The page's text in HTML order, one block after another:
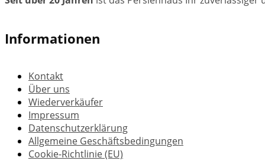
Informationen
Kontakt
Über uns
Wiederverkäufer
Impressum
Datenschutzerklärung
Allgemeine Geschäftsbedingungen
Cookie-Richtlinie (EU)